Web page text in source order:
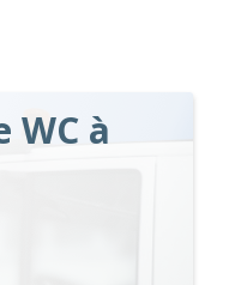
WC à